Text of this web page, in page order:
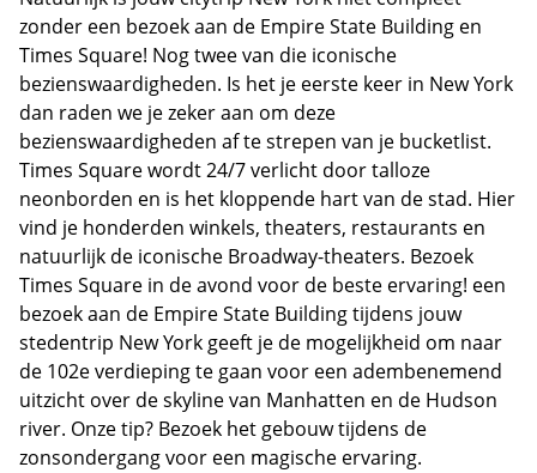
zonder een bezoek aan de Empire State Building en
Times Square! Nog twee van die iconische
bezienswaardigheden. Is het je eerste keer in New York
dan raden we je zeker aan om deze
bezienswaardigheden af te strepen van je bucketlist.
Times Square wordt 24/7 verlicht door talloze
neonborden en is het kloppende hart van de stad. Hier
vind je honderden winkels, theaters, restaurants en
natuurlijk de iconische Broadway-theaters. Bezoek
Times Square in de avond voor de beste ervaring! een
bezoek aan de Empire State Building tijdens jouw
stedentrip New York geeft je de mogelijkheid om naar
de 102e verdieping te gaan voor een adembenemend
uitzicht over de skyline van Manhatten en de Hudson
river. Onze tip? Bezoek het gebouw tijdens de
zonsondergang voor een magische ervaring.